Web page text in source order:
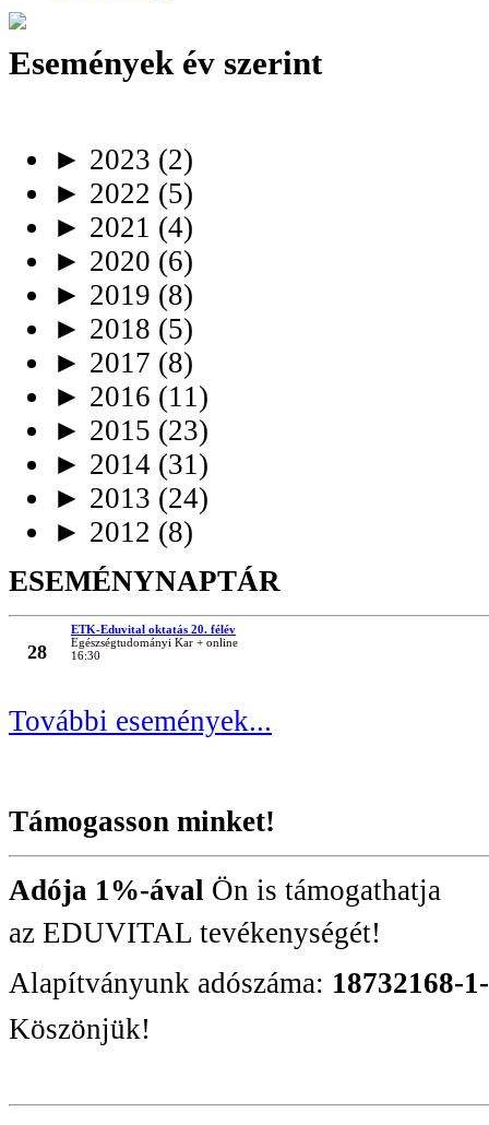
Események év szerint
► 2023 (2)
► 2022 (5)
► 2021 (4)
► 2020 (6)
► 2019 (8)
► 2018 (5)
► 2017 (8)
► 2016 (11)
► 2015 (23)
► 2014 (31)
► 2013 (24)
► 2012 (8)
ESEMÉNYNAPTÁR
28
ETK-Eduvital oktatás 20. félév
Egészségtudományi Kar + online
16:30
További események...
Támogasson minket!
Adója 1%-ával Ön is támogathatja
az EDUVITAL tevékenységét!
Alapítványunk adószáma: 18732168-
Köszönjük!